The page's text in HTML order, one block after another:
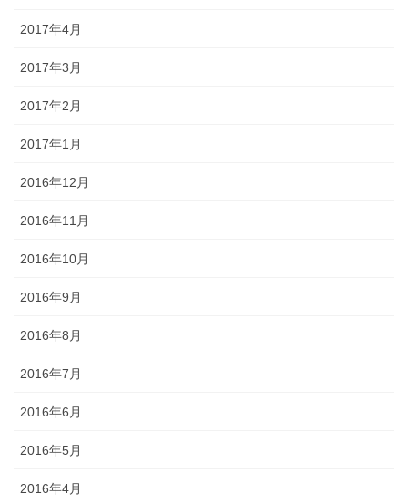
2017年4月
2017年3月
2017年2月
2017年1月
2016年12月
2016年11月
2016年10月
2016年9月
2016年8月
2016年7月
2016年6月
2016年5月
2016年4月